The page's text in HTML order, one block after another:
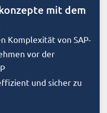
mit dem
Komplexität von SAP-
vor der
und sicher zu